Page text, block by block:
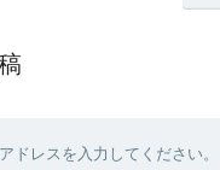
ドレスを入力してください。